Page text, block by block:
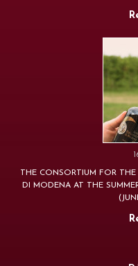
THE CONSORTIUM FOR
DI MODENA AT THE